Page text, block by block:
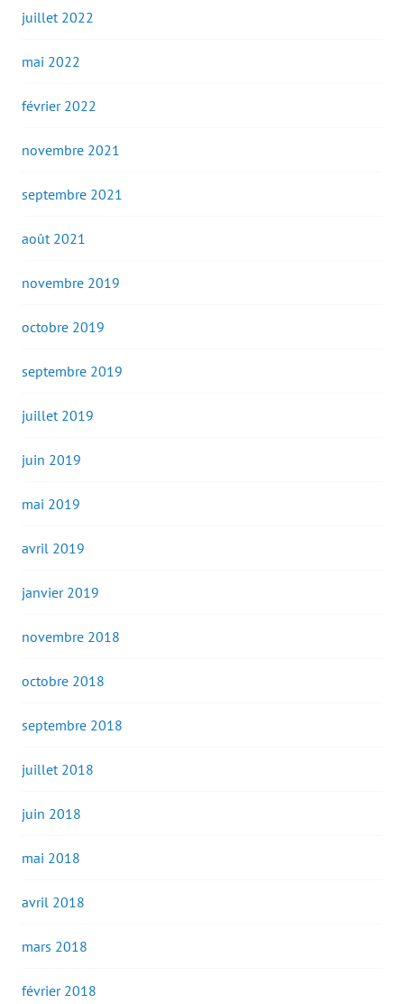
juillet 2022
mai 2022
février 2022
novembre 2021
septembre 2021
août 2021
novembre 2019
octobre 2019
septembre 2019
juillet 2019
juin 2019
mai 2019
avril 2019
janvier 2019
novembre 2018
octobre 2018
septembre 2018
juillet 2018
juin 2018
mai 2018
avril 2018
mars 2018
février 2018